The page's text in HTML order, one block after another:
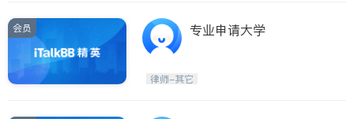
会员 专业申请大学
律师-其它